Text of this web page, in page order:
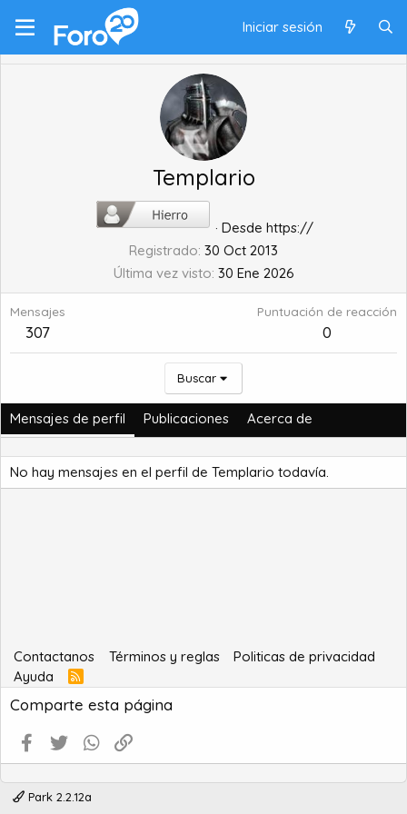
Iniciar sesión
Templario
· Desde https://
Registrado 30 Oct 2013
Última vez visto 30 Ene 2026
Mensajes
307
Puntuación de reacción
0
Buscar
Mensajes de perfil Publicaciones Acerca de
No hay mensajes en el perfil de Templario todavía.
Contactanos Términos y reglas
Politicas de privacidad
Ayuda
R
S
S
Comparte esta página
Facebook
Twitter WhatsApp
Park 2.2.12a